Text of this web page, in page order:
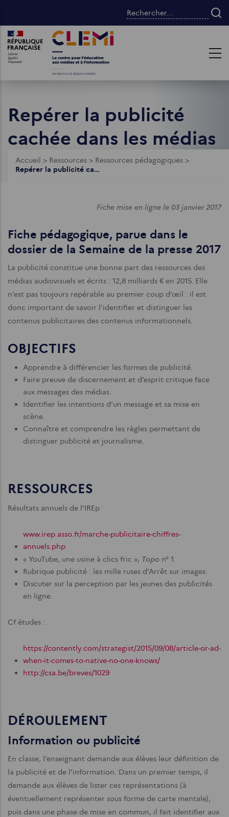
contenu
principal
Rechercher...
Images Images
Repérer la publicité
cachée dans les médias
Fil
Accueil > Ressources > Ressources pédagogiques >
Repérer la publicité cachée dans les médias
Fiche mise en ligne le 03 janvier 2017
Fiche pédagogique, parue dans le
dossier de la Semaine de la presse 2017
La publicité constitue une bonne part des ressources des
médias audiovisuels et écrits : 12,8 milliards € en 2015. Elle
n’est pas toujours repérable au premier coup d’œil : il est
donc important de savoir l’identifier et distinguer les
contenus publicitaires des contenus informationnels.
OBJECTIFS
Apprendre à différencier les formes de publicité.
Faire preuve de discernement et d’esprit critique face
aux messages des médias.
Identifier les intentions d’un message et sa mise en
scène.
Connaître et comprendre les règles permettant de
distinguer publicité et journalisme.
RESSOURCES
Résultats annuels de l’IREp
www.irep.asso.fr/marche-publicitaire-chiffres-
annuels.php
« YouTube, une usine à clics fric », Topo n° 1.
Rubrique publicité : les mille ruses d’Arrêt sur images.
Discuter sur la perception par les jeunes des publicités
en ligne.
Cf études :
https://contently.com/strategist/2015/09/08/article-or-ad-
when-it-comes-to-native-no-one-knows/
http://csa.be/breves/1029
DÉROULEMENT
Information ou publicité
En classe, l’enseignant demande aux élèves leur définition de
la publicité et de l’information. Dans un premier temps, il
demande aux élèves de lister ces représentations (à
éventuellement représenter sous forme de carte mentale),
puis dans une phase de mise en commun, il fait identifier aux